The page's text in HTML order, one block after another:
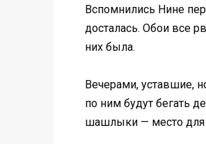
Вспомнились Нине
досталась. Обои все
них была.
Вечерами, уставшие,
по ним будут бегать
шашлыки — место для